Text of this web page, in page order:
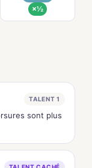
×½
TALENT 1
sont plus
TALENT CACHÉ